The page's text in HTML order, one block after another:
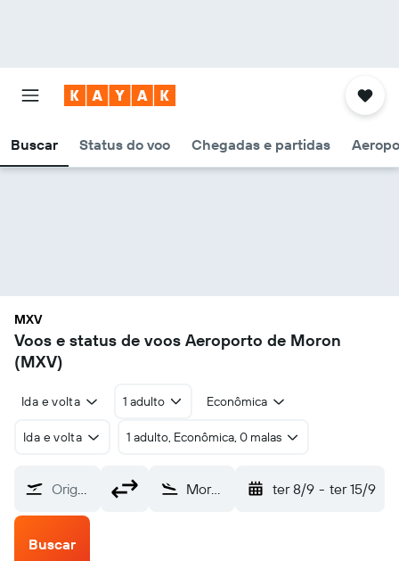
Buscar Status do voo Chegadas e partidas
MXV
Voos e status de voos Aeroporto de Moron
(MXV)
Ida e volta 1 adulto Econômica
Ida e volta 1 adulto, Econômica, 0 malas
Origem Moron (MXV) ter 8/9 - ter 15/9
Buscar